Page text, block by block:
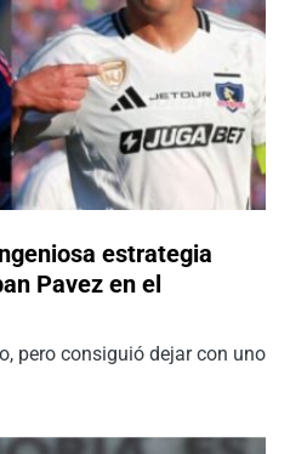
estrategia
Pavez en el
pero consiguió dejar con uno